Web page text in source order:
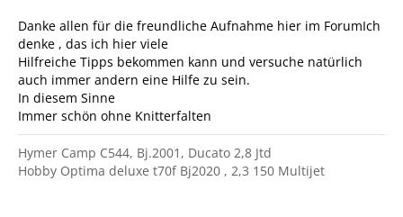
Danke allen für die freundliche Aufnahme hier im ForumIch
denke , das ich hier viele
Hilfreiche Tipps bekommen kann und versuche natürlich
auch immer andern eine Hilfe zu sein.
In diesem Sinne
Immer schön ohne Knitterfalten
Hymer Camp C544, Bj.2001, Ducato 2,8 Jtd
Hobby Optima deluxe t70f Bj2020 , 2,3 150 Multijet